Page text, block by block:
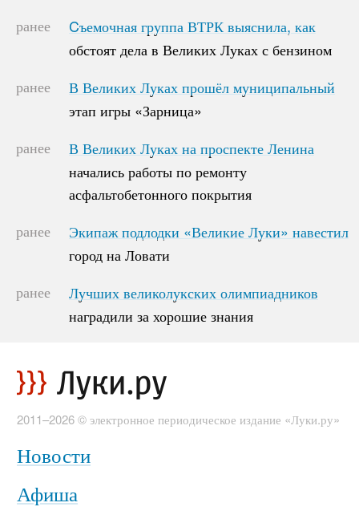
ранее
Cъемочная группа ВТРК выяснила, как
обстоят дела в Великих Луках с бензином
Cъемочная группа ВТРК выяснила, как
обстоят дела в Великих Луках с бензином
ранее
В Великих Луках прошёл муниципальный
этап игры «Зарница»
В Великих Луках прошёл муниципальный
этап игры «Зарница»
ранее
В Великих Луках на проспекте Ленина
начались работы по ремонту
асфальтобетонного покрытия
В Великих Луках на проспекте Ленина
начались работы по ремонту
асфальтобетонного покрытия
ранее
Экипаж подлодки «Великие Луки» навестил
город на Ловати
Экипаж подлодки «Великие Луки» навестил
город на Ловати
ранее
Лучших великолукских олимпиадников
наградили за хорошие знания
Лучших великолукских олимпиадников
наградили за хорошие знания
2011–2026 © электронное периодическое издание «Луки.ру»
Новости
Афиша